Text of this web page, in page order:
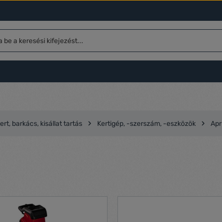
barkács, kisállat tartás Kertigép, -szerszám, -eszközök